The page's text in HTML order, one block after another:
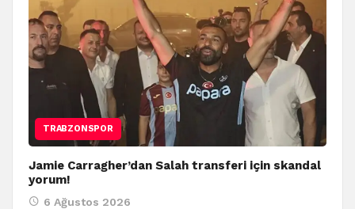
TRABZONSPOR
Jamie Carragher’dan Salah transferi için skandal
yorum!
6 Ağustos 2026